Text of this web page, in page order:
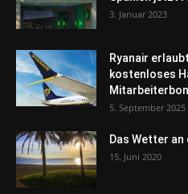
3. Januar 2023
Ryanair
kostenloses
5. September 2025
Das Wetter an
15. Juni 2020